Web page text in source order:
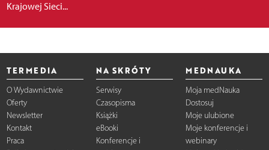
Krajowej Sieci...
TERMEDIA
O Wydawnictwie
Oferty
Newsletter
Kontakt
Praca
NA SKRÓTY
Serwisy
Czasopisma
Książki
eBooki
Konferencje i
MEDNAUKA
Moja medNauka
Dostosuj
Moje ulubione
Moje konferencje i
webinary